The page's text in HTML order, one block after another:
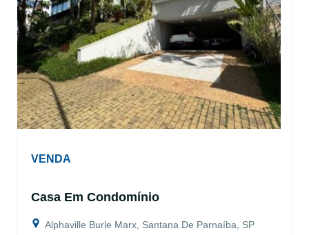
VENDA
Casa Em Condomínio
Alphaville Burle Marx, Santana De Parnaíba, SP